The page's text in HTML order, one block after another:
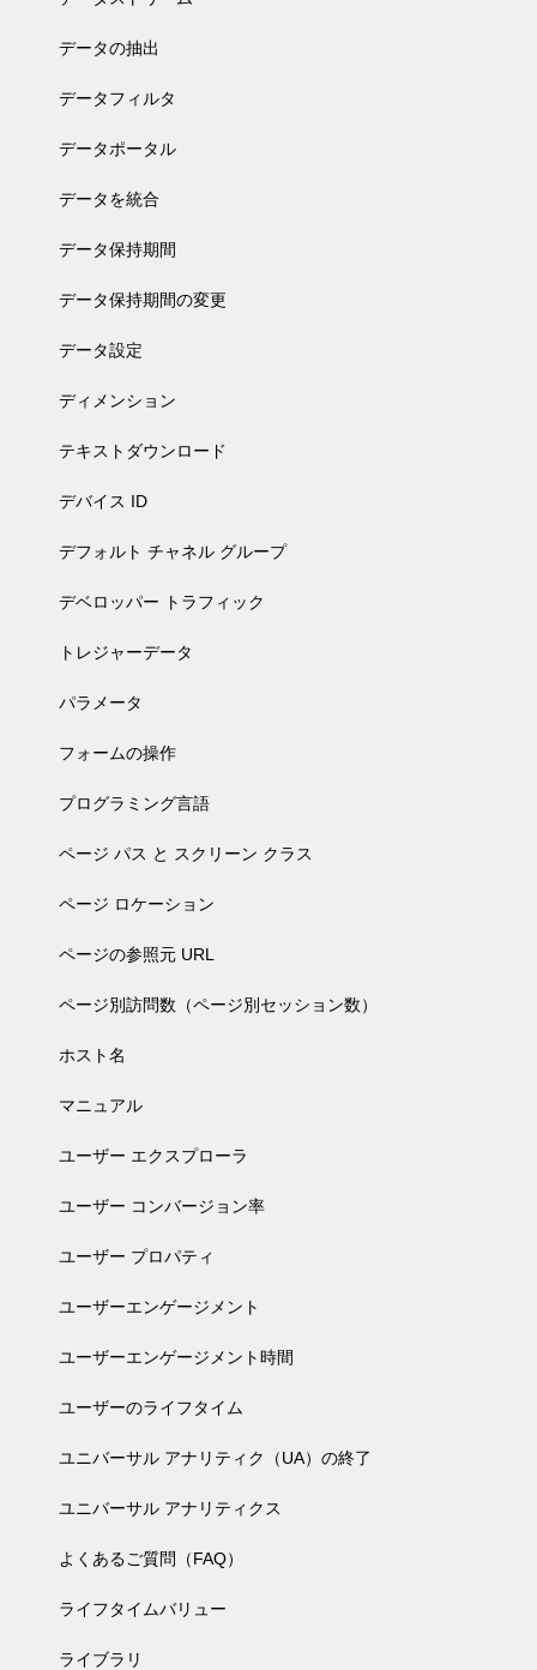
データの抽出
データフィルタ
データポータル
データを統合
データ保持期間
データ保持期間の変更
データ設定
ディメンション
テキストダウンロード
デバイス ID
デフォルト チャネル グループ
デベロッパー トラフィック
トレジャーデータ
パラメータ
フォームの操作
プログラミング言語
ページ パス と スクリーン クラス
ページ ロケーション
ページの参照元 URL
ページ別訪問数（ページ別セッション数）
ホスト名
マニュアル
ユーザー エクスプローラ
ユーザー コンバージョン率
ユーザー プロパティ
ユーザーエンゲージメント
ユーザーエンゲージメント時間
ユーザーのライフタイム
ユニバーサル アナリティク（UA）の終了
ユニバーサル アナリティクス
よくあるご質問（FAQ）
ライフタイムバリュー
ライブラリ